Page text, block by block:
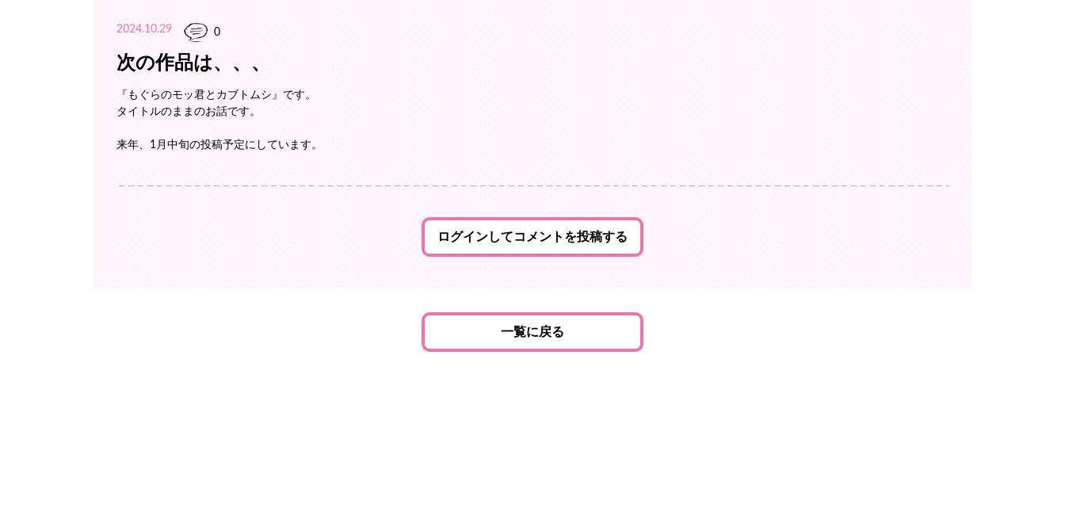
2024.10.29 0
次の作品は、、、
『もぐらのモッ君とカブトムシ』です。
タイトルのままのお話です。
来年、1月中旬の投稿予定にしています。
ログインしてコメントを投稿する
一覧に戻る